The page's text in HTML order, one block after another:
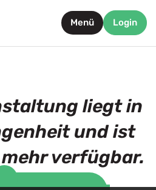
Menü Login
liegt in
und ist
verfügbar.